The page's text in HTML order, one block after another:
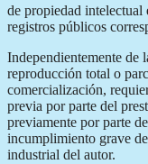
de propiedad
registros públicos
Independientemente de
reproducción total o
comercialización,
previa por parte del
previamente por parte
incumplimiento grave
industrial del autor.